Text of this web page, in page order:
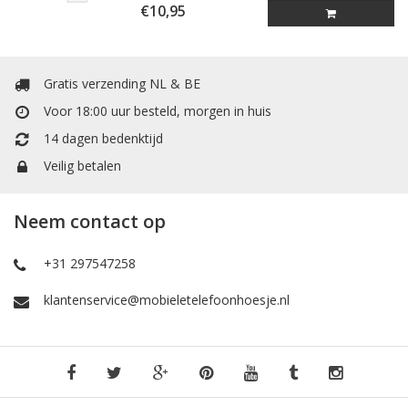
€10,95
Gratis verzending NL & BE
Voor 18:00 uur besteld, morgen in huis
14 dagen bedenktijd
Veilig betalen
Neem contact op
+31 297547258
klantenservice@mobieletelefoonhoesje.nl